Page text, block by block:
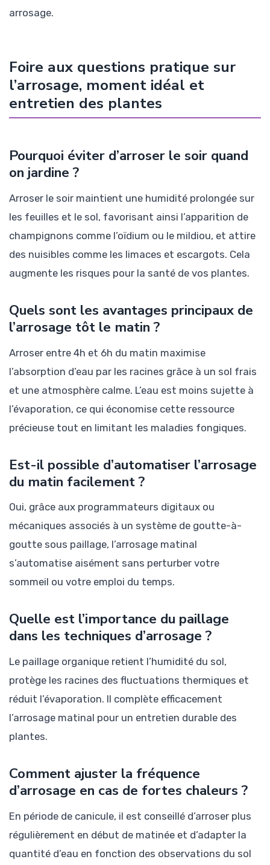
arrosage.
Foire aux questions pratique sur
l’arrosage, moment idéal et
entretien des plantes
Pourquoi éviter d’arroser le soir quand
on jardine ?
Arroser le soir maintient une humidité prolongée sur
les feuilles et le sol, favorisant ainsi l’apparition de
champignons comme l’oïdium ou le mildiou, et attire
des nuisibles comme les limaces et escargots. Cela
augmente les risques pour la santé de vos plantes.
Quels sont les avantages principaux de
l’arrosage tôt le matin ?
Arroser entre 4h et 6h du matin maximise
l’absorption d’eau par les racines grâce à un sol frais
et une atmosphère calme. L’eau est moins sujette à
l’évaporation, ce qui économise cette ressource
précieuse tout en limitant les maladies fongiques.
Est-il possible d’automatiser l’arrosage
du matin facilement ?
Oui, grâce aux programmateurs digitaux ou
mécaniques associés à un système de goutte-à-
goutte sous paillage, l’arrosage matinal
s’automatise aisément sans perturber votre
sommeil ou votre emploi du temps.
Quelle est l’importance du paillage
dans les techniques d’arrosage ?
Le paillage organique retient l’humidité du sol,
protège les racines des fluctuations thermiques et
réduit l’évaporation. Il complète efficacement
l’arrosage matinal pour un entretien durable des
plantes.
Comment ajuster la fréquence
d’arrosage en cas de fortes chaleurs ?
En période de canicule, il est conseillé d’arroser plus
régulièrement en début de matinée et d’adapter la
quantité d’eau en fonction des observations du sol